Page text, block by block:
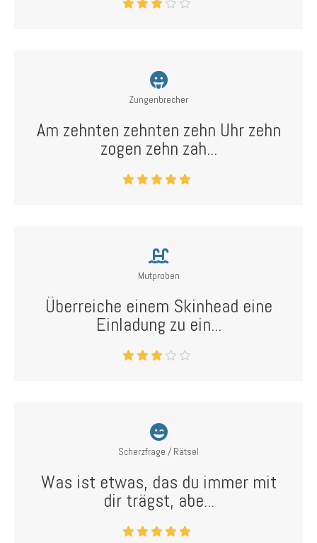
Zungenbrecher
Am zehnten zehnten zehn Uhr zehn
zogen zehn zah...
Mutproben
Überreiche einem Skinhead eine
Einladung zu ein...
Scherzfrage / Rätsel
Was ist etwas, das du immer mit
dir trägst, abe...